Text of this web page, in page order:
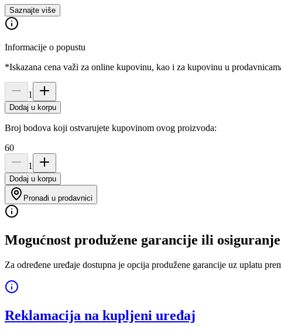
Saznajte više
Informacije o popustu
*Iskazana cena važi za online kupovinu, kao i za kupovinu u
1
Dodaj u korpu
Broj bodova koji ostvarujete kupovinom ovog proizvoda:
60
1
Dodaj u korpu
Pronađi u prodavnici
Mogućnost produžene garancije ili
Za određene uređaje dostupna je opcija produžene garancije uz uplatu
Reklamacija na kupljeni uređaj